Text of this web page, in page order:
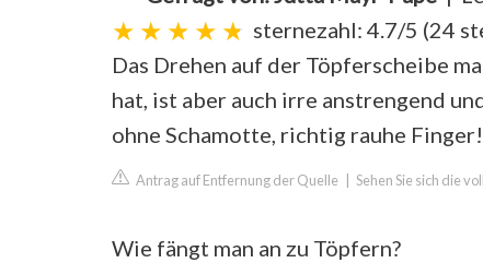
sternezahl: 4.7/5 (24
Das Drehen auf der Töpferscheibe
hat, ist aber auch irre anstrengend
ohne Schamotte, richtig rauhe Finger!
Antrag auf Entfernung der Quelle Sehen Sie sich die
Wie fängt man an zu Töpfern?